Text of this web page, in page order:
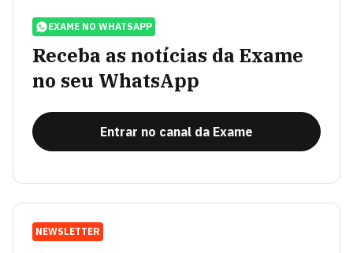
EXAME NO WHATSAPP
Receba as notícias da Exame
no seu WhatsApp
Entrar no canal da Exame
NEWSLETTER